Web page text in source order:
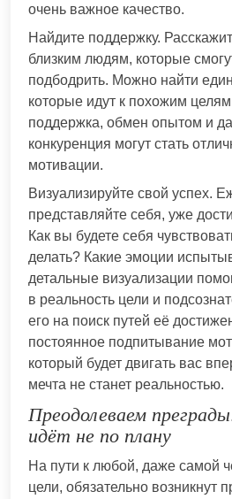
очень важное качество.
Найдите поддержку.
близким людям, которые
подбодрить. Можно найти
которые идут к похожим
поддержка, обмен опытом и
конкуренция могут стать
мотивации.
Визуализируйте свой успех.
представляйте себя, уже
Как вы будете себя
делать? Какие эмоции
детальные визуализации
в реальность цели и
его на поиск путей её
постоянное подпитывание
который будет двигать вас
мечта не станет реальностью.
Преодолеваем
идёт не по плану
На пути к любой, даже самой
цели, обязательно возникнут